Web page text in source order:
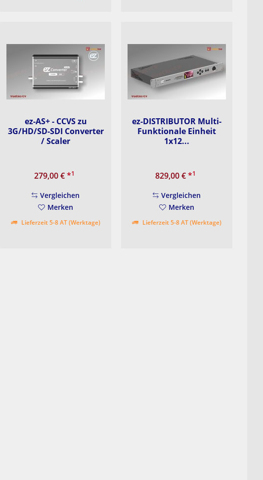
ez-AS+ - CCVS zu
3G/HD/SD-SDI Converter
/ Scaler
279,00 €*1
Vergleichen
Merken
Lieferzeit 5-8 AT (Werktage)
ez-DISTRIBUTOR Multi-
Funktionale Einheit
1x12...
829,00 €*1
Vergleichen
Merken
Lieferzeit 5-8 AT (Werktage)